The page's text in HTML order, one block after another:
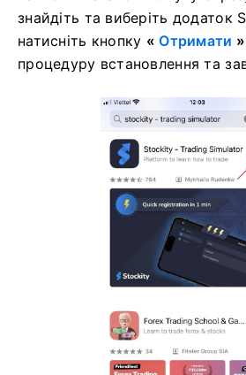
знайдіть та виберіть додаток
натисніть кнопку «Отримати »
процедуру встановлення та